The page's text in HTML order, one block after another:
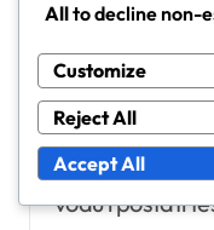
korisna za
Igrači mogu s
lopte otporne
vlažnim
vodu i postati
Allto decline non-
Customize
Reject All
Accept All